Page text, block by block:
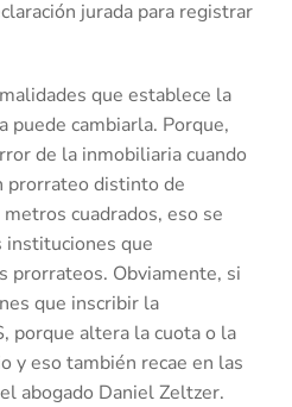
jurada para registrar
que establece la
puede cambiarla. Porque,
de la inmobiliaria cuando
prorrateo distinto de
cuadrados, eso se
instituciones que
prorrateos. Obviamente, si
que inscribir la
porque altera la cuota o la
y eso también recae en las
abogado Daniel Zeltzer.